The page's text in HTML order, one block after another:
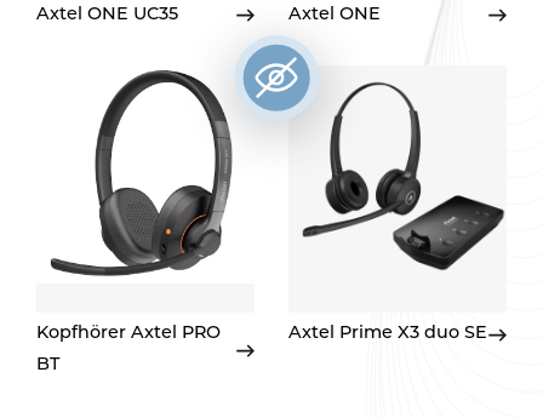
Axtel ONE UC35 Axtel ONE
Kopfhörer Axtel PRO
BT
Axtel Prime X3 duo SE